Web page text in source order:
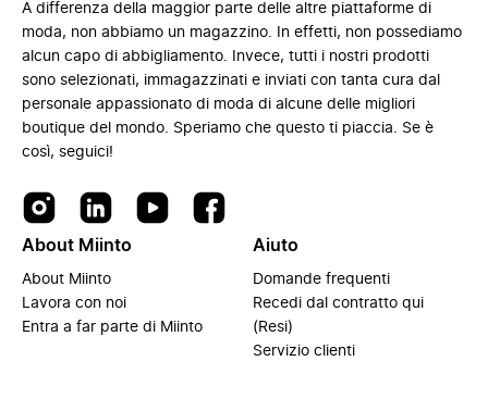
A differenza della maggior parte delle altre piattaforme di
moda, non abbiamo un magazzino. In effetti, non possediamo
alcun capo di abbigliamento. Invece, tutti i nostri prodotti
sono selezionati, immagazzinati e inviati con tanta cura dal
personale appassionato di moda di alcune delle migliori
boutique del mondo. Speriamo che questo ti piaccia. Se è
così, seguici!
About Miinto
About Miinto
Lavora con noi
Entra a far parte di Miinto
Aiuto
Domande frequenti
Recedi dal contratto qui
(Resi)
Servizio clienti